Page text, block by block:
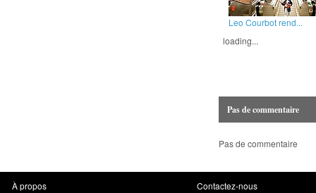
Leo Courbot rend...
loading...
Pas de commentaire
Pas de commentaire
À propos Contactez-nous